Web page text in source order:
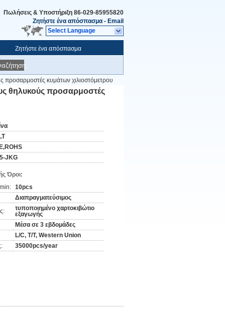
Πωλήσεις & Υποστήριξη 86-029-85955820
Ζητήστε ένα απόσπασμα - Email
Select Language
Ζητήστε ένα απόσπασμα
κυμάτων χιλιοστόμετρου
θηλυκούς προσαρμοστές
JKG
Όροι:
10pcs
Διαπραγματεύσιμος
τυποποιημένο χαρτοκιβώτιο
εξαγωγής
Μέσα σε 3 εβδομάδες
L/C, T/T, Western Union
35000pcs/year